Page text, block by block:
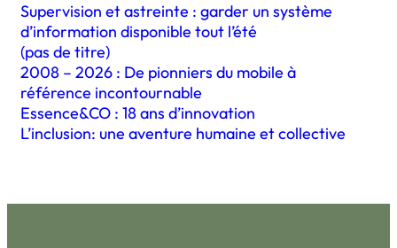
Supervision et astreinte : garder un système
d’information disponible tout l’été
(pas de titre)
2008 – 2026 : De pionniers du mobile à
référence incontournable
Essence&CO : 18 ans d’innovation
L’inclusion: une aventure humaine et collective